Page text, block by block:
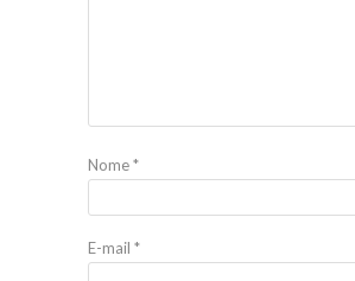
Nome*
E-mail *